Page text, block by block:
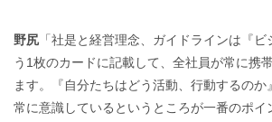
野尻 「社是と経営理念、ガイドラインは『
う1枚のカードに記載して、全社員が常に携
ます。『自分たちはどう活動、行動するのか
常に意識しているというところが一番のポイ